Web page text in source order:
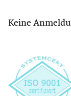
Keine